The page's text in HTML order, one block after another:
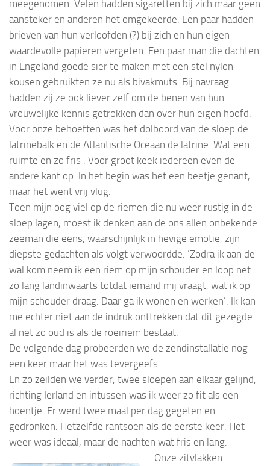
meegenomen. Velen hadden sigaretten bij zich maar geen
aansteker en anderen het omgekeerde. Een paar hadden
brieven van hun verloofden (?) bij zich en hun eigen
waardevolle papieren vergeten. Een paar man die dachten
in Engeland goede sier te maken met een stel nylon
kousen gebruikten ze nu als bivakmuts. Bij navraag
hadden zij ze ook liever zelf om de benen van hun
vrouwelijke kennis getrokken dan over hun eigen hoofd.
Voor onze behoeften was het dolboord van de sloep de
latrinebalk en de Atlantische Oceaan de latrine. Wat een
ruimte en zo fris . Voor groot keek iedereen even de
andere kant op. In het begin was het een beetje genant,
maar het went vrij vlug.
Toen mijn oog viel op de riemen die nu weer rustig in de
sloep lagen, moest ik denken aan de ons allen onbekende
zeeman die eens, waarschijnlijk in hevige emotie, zijn
diepste gedachten als volgt verwoordde. ‘Zodra ik aan de
wal kom neem ik een riem op mijn schouder en loop net
zo lang landinwaarts totdat iemand mij vraagt, wat ik op
mijn schouder draag. Daar ga ik wonen en werken’. Ik kan
me echter niet aan de indruk onttrekken dat dit gezegde
al net zo oud is als de roeiriem bestaat.
De volgende dag probeerden we de zendinstallatie nog
een keer maar het was tevergeefs.
En zo zeilden we verder, twee sloepen aan elkaar gelijnd,
richting Ierland en intussen was ik weer zo fit als een
hoentje. Er werd twee maal per dag gegeten en
gedronken. Hetzelfde rantsoen als de eerste keer. Het
weer was ideaal, maar de nachten wat fris en lang.
Onze zitvlakken